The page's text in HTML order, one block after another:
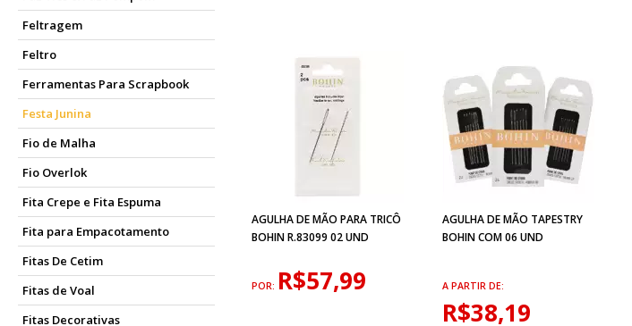
Feltragem
Feltro
Ferramentas Para Scrapbook
Festa Junina
Fio de Malha
Fio Overlok
Fita Crepe e Fita Espuma
Fita para Empacotamento
Fitas De Cetim
Fitas de Voal
Fitas Decorativas
AGULHA DE MÃO PARA TRICÔ
BOHIN R.83099 02 UND
POR: R$57,99
AGULHA DE MÃO TAPESTRY
BOHIN COM 06 UND
A PARTIR DE:
R$38,19